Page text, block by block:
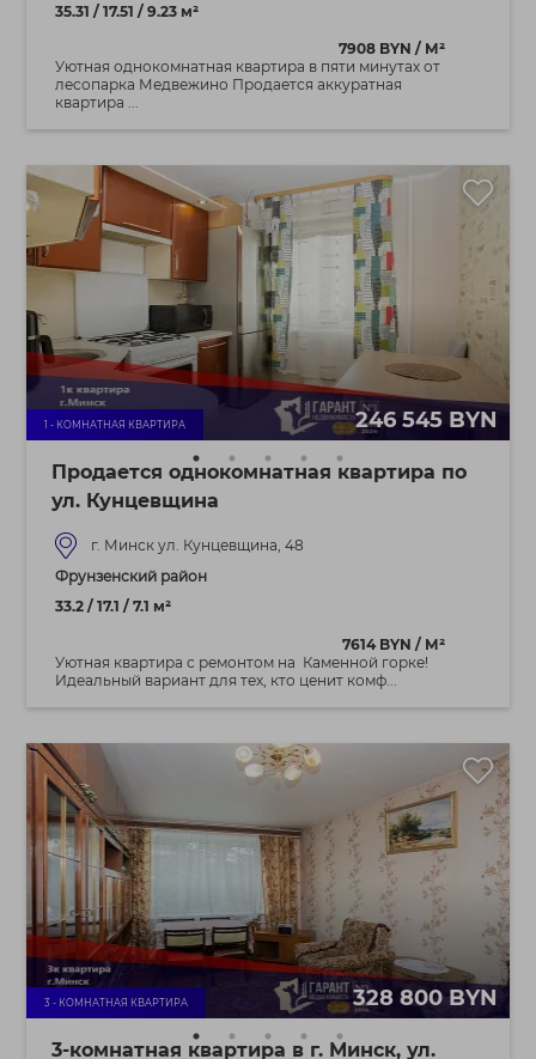
35.31 / 17.51 / 9.23 м²
7908 BYN / М²
Уютная однокомнатная квартира в пяти минутах от
лесопарка Медвежино Продается аккуратная
квартира ...
1 - КОМНАТНАЯ КВАРТИРА 246 545 BYN
Продается однокомнатная квартира по
ул. Кунцевщина
г. Минск ул. Кунцевщина, 48
Фрунзенский район
33.2 / 17.1 / 7.1 м²
7614 BYN / М²
Уютная квартира с ремонтом на Каменной горке!
Идеальный вариант для тех, кто ценит комф...
3 - КОМНАТНАЯ КВАРТИРА 328 800 BYN
3-комнатная квартира в г. Минск, ул.